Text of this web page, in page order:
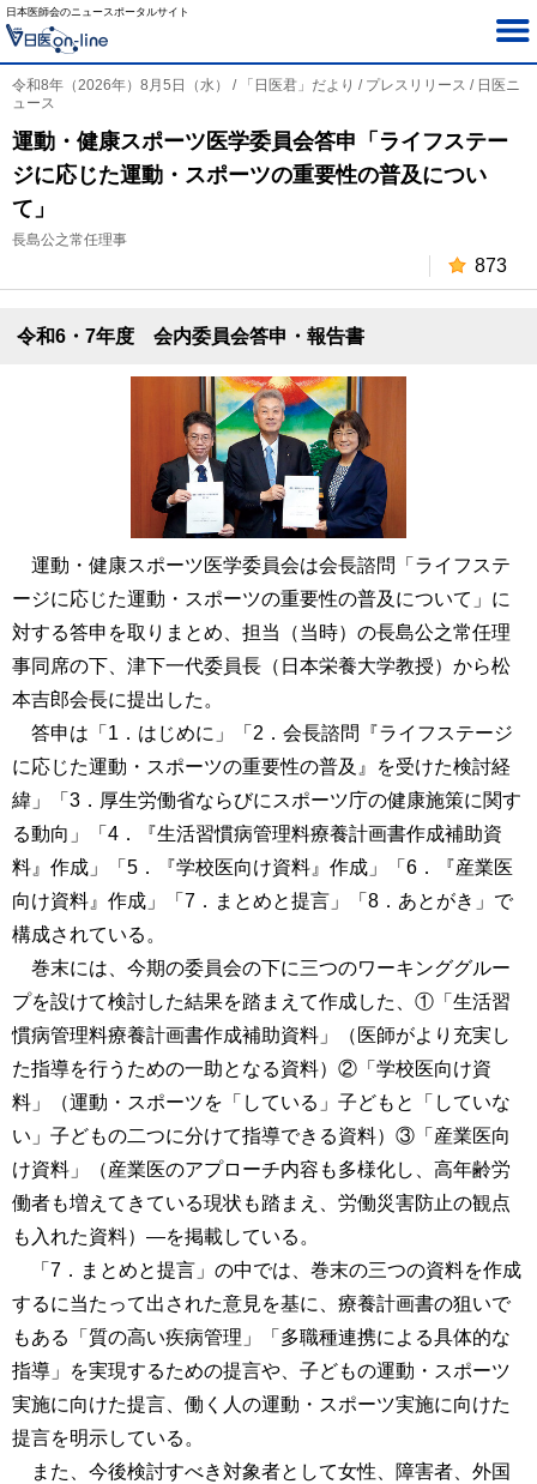
日本医師会のニュースポータルサイト
令和8年（2026年）8月5日（水） / 「日医君」だより / プレスリリース / 日医ニ
ュース
運動・健康スポーツ医学委員会答申「ライフステー
ジに応じた運動・スポーツの重要性の普及につい
て」
長島公之常任理事
873
令和6・7年度 会内委員会答申・報告書
運動・健康スポーツ医学委員会は会長諮問「ライフステ
ージに応じた運動・スポーツの重要性の普及について」に
対する答申を取りまとめ、担当（当時）の長島公之常任理
事同席の下、津下一代委員長（日本栄養大学教授）から松
本吉郎会長に提出した。
答申は「1．はじめに」「2．会長諮問『ライフステージ
に応じた運動・スポーツの重要性の普及』を受けた検討経
緯」「3．厚生労働省ならびにスポーツ庁の健康施策に関す
る動向」「4．『生活習慣病管理料療養計画書作成補助資
料』作成」「5．『学校医向け資料』作成」「6．『産業医
向け資料』作成」「7．まとめと提言」「8．あとがき」で
構成されている。
巻末には、今期の委員会の下に三つのワーキンググルー
プを設けて検討した結果を踏まえて作成した、①「生活習
慣病管理料療養計画書作成補助資料」（医師がより充実し
た指導を行うための一助となる資料）②「学校医向け資
料」（運動・スポーツを「している」子どもと「していな
い」子どもの二つに分けて指導できる資料）③「産業医向
け資料」（産業医のアプローチ内容も多様化し、高年齢労
働者も増えてきている現状も踏まえ、労働災害防止の観点
も入れた資料）―を掲載している。
「7．まとめと提言」の中では、巻末の三つの資料を作成
するに当たって出された意見を基に、療養計画書の狙いで
もある「質の高い疾病管理」「多職種連携による具体的な
指導」を実現するための提言や、子どもの運動・スポーツ
実施に向けた提言、働く人の運動・スポーツ実施に向けた
提言を明示している。
また、今後検討すべき対象者として女性、障害者、外国